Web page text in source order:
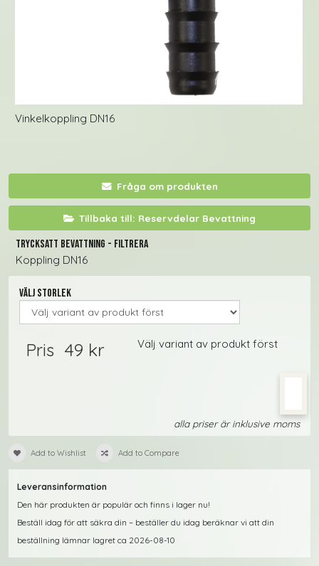
Vinkelkoppling DN16
Fråga om produkten
Tillbaka till: Reservdelar Bevattning
Trycksatt bevattning - filtrera
Koppling DN16
Välj storlek
Pris 49 kr Välj variant av produkt först
alla priser är inklusive moms
Add to Wishlist Add to Compare
Leveransinformation
Den här produkten är populär och finns i lager nu!
Beställ idag för att säkra din – beställer du idag beräknar vi att din
beställning lämnar lagret ca 2026-08-10